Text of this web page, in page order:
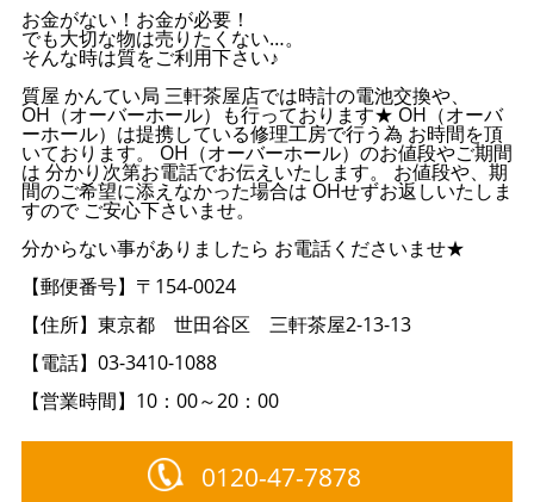
お金がない！お金が必要！
でも大切な物は売りたくない…。
そんな時は質をご利用下さい♪
質屋 かんてい局 三軒茶屋店では時計の電池交換や、
OH（オーバーホール）も行っております★ OH（オーバ
ーホール）は提携している修理工房で行う為 お時間を頂
いております。 OH（オーバーホール）のお値段やご期間
は 分かり次第お電話でお伝えいたします。 お値段や、期
間のご希望に添えなかった場合は OHせずお返しいたしま
すので ご安心下さいませ。
分からない事がありましたら お電話くださいませ★
【郵便番号】〒154-0024
【住所】東京都 世田谷区 三軒茶屋2-13-13
【電話】03-3410-1088
【営業時間】10：00～20：00
0120-47-7878